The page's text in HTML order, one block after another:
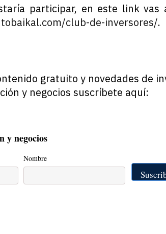
participar, en este link vas
club-de-inversores/.
gratuito y novedades de
y negocios suscríbete aquí:
y negocios
Nombre